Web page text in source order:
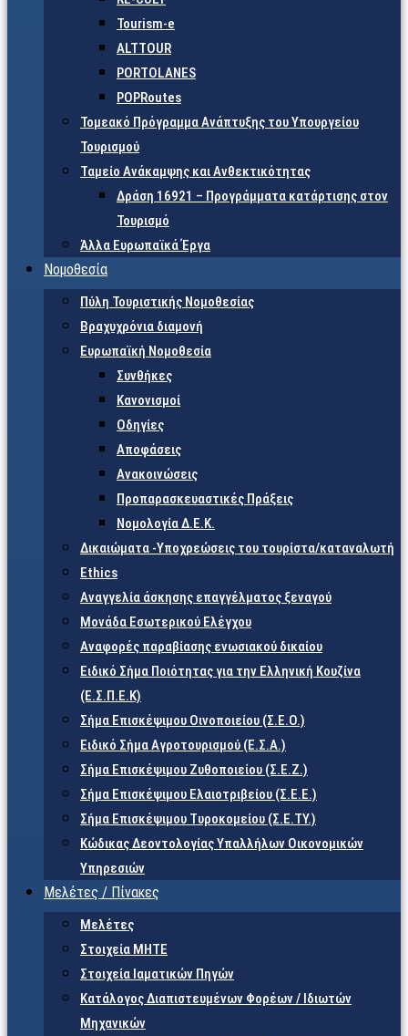
Tourism-e
ALTTOUR
PORTOLANES
POPRoutes
Τομεακό Πρόγραμμα Ανάπτυξης του Υπουργείου
Τουρισμού
Ταμείο Ανάκαμψης και Ανθεκτικότητας
Δράση 16921 – Προγράμματα κατάρτισης στον
Τουρισμό
Άλλα Ευρωπαϊκά Έργα
Νομοθεσία
Πύλη Τουριστικής Νομοθεσίας
Βραχυχρόνια διαμονή
Ευρωπαϊκή Νομοθεσία
Συνθήκες
Κανονισμοί
Οδηγίες
Αποφάσεις
Ανακοινώσεις
Προπαρασκευαστικές Πράξεις
Νομολογία Δ.Ε.Κ.
Δικαιώματα -Υποχρεώσεις του τουρίστα/καταναλωτή
Ethics
Αναγγελία άσκησης επαγγέλματος ξεναγού
Μονάδα Εσωτερικού Ελέγχου
Αναφορές παραβίασης ενωσιακού δικαίου
Ειδικό Σήμα Ποιότητας για την Ελληνική Κουζίνα
(Ε.Σ.Π.Ε.Κ)
Σήμα Επισκέψιμου Οινοποιείου (Σ.Ε.Ο.)
Ειδικό Σήμα Αγροτουρισμού (Ε.Σ.Α.)
Σήμα Επισκέψιμου Ζυθοποιείου (Σ.Ε.Ζ.)
Σήμα Επισκέψιμου Ελαιοτριβείου (Σ.Ε.Ε.)
Σήμα Επισκέψιμου Τυροκομείου (Σ.Ε.TY.)
Κώδικας Δεοντολογίας Υπαλλήλων Οικονομικών
Υπηρεσιών
Μελέτες / Πίνακες
Μελέτες
Στοιχεία ΜΗΤΕ
Στοιχεία Ιαματικών Πηγών
Κατάλογος Διαπιστευμένων Φορέων / Ιδιωτών
Μηχανικών